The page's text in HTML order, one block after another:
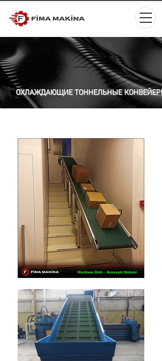
ОХЛАЖДАЮЩИЕ ТОННЕЛЬНЫЕ КОНВЕЙЕРЫ